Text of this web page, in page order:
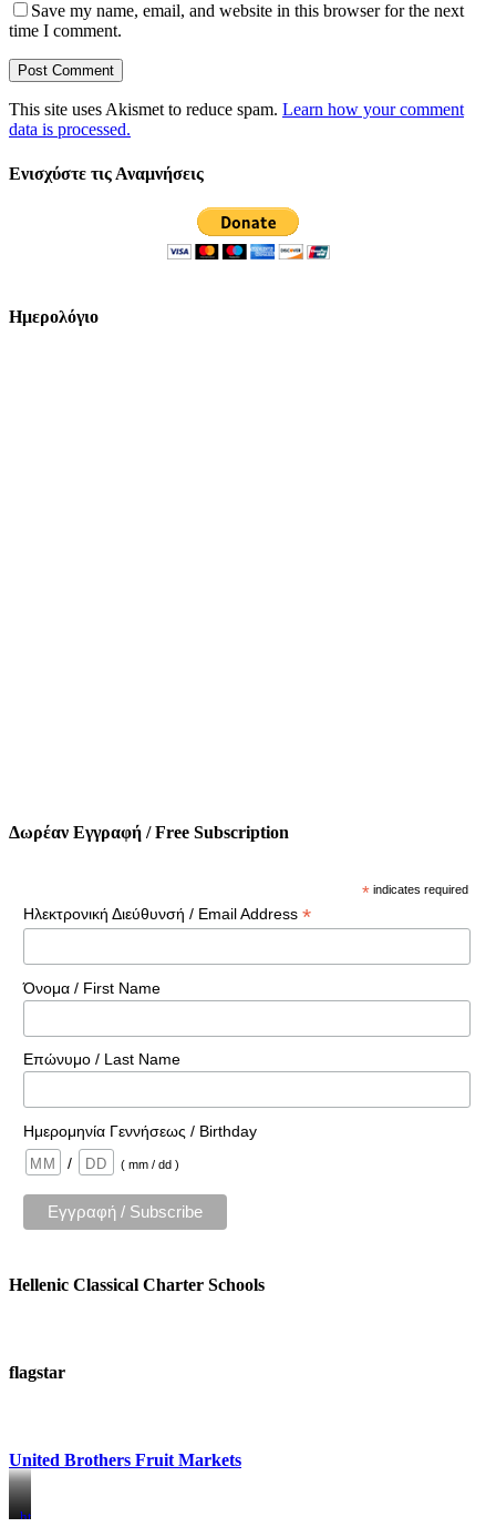
Save my name, email, and website in this browser for the next
time I comment.
This site uses Akismet to reduce spam. Learn how your comment
data is processed.
Ενισχύστε τις Αναμνήσεις
Ημερολόγιο
Δωρέαν Εγγραφή / Free Subscription
* indicates required
Ηλεκτρονική Διεύθυνσή / Email Address *
Όνομα / First Name
Επώνυμο / Last Name
Ημερομηνία Γεννήσεως / Birthday
/
( mm / dd )
Hellenic Classical Charter Schools
flagstar
United Brothers Fruit Markets
https://www.unitedbrothersfruitmarkets.com/
https://www.unitedbrothersfruitmarkets.com/